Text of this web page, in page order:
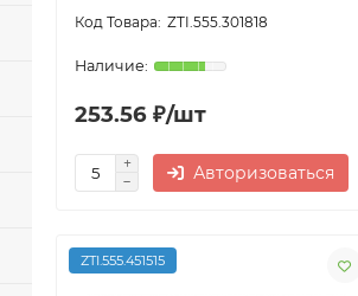
ZTI.555.301818
253.56 ₽/шт
Авторизоваться
ZTI.555.451515